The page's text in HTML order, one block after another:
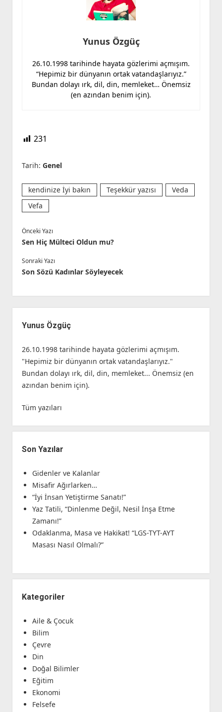
Yunus Özgüç
26.10.1998 tarihinde hayata gözlerimi açmışım.
“Hepimiz bir dünyanın ortak vatandaşlarıyız.”
Bundan dolayı ırk, dil, din, memleket… Önemsiz
(en azından benim için).
231
Tarih: Genel
kendinize İyi bakın Teşekkür yazısı
Veda
Vefa
Önceki Yazı
Sen Hiç Mülteci Oldun mu?
Sonraki Yazı
Son Sözü Kadınlar Söyleyecek
Menü
Yunus Özgüç
26.10.1998 tarihinde hayata gözlerimi açmışım.
"Hepimiz bir dünyanın ortak vatandaşlarıyız."
Bundan dolayı ırk, dil, din, memleket... Önemsiz (en
azından benim için).
Tüm yazıları
Son Yazılar
Gidenler ve Kalanlar
Misafir Ağırlarken…
“İyi İnsan Yetiştirme Sanatı!”
Yaz Tatili, “Dinlenme Değil, Nesil İnşa Etme
Zamanı!”
Odaklanma, Masa ve Hakikat! “LGS-TYT-AYT
Masası Nasıl Olmalı?”
Kategoriler
Aile & Çocuk
Bilim
Çevre
Din
Doğal Bilimler
Eğitim
Ekonomi
Felsefe